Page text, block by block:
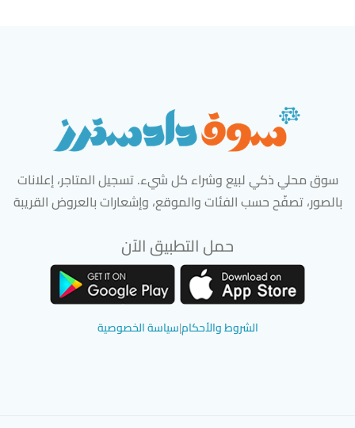
سوق محلي ذكي لبيع وشراء كل شيء. تسجيل المتاجر، إعلانات
بالصور، تصفّح حسب الفئات والموقع، وإشعارات بالعروض القريبة
حمل التطبيق الآن
الشروط والأحكام|سياسة الخصوصية